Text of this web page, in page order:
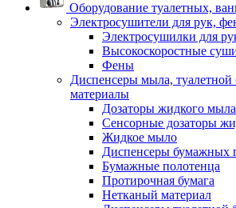
Оборудование туалетных,
Электросушители для рук,
Электросушилки для
Высокоскоростные
Фены
Диспенсеры мыла, туалетной
материалы
Дозаторы жидкого мыла
Сенсорные дозаторы
Жидкое мыло
Диспенсеры бумажных
Бумажные полотенца
Протирочная бумага
Нетканый материал